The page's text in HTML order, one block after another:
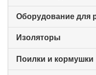
Оборудование для
Изоляторы
Поилки и кормушки